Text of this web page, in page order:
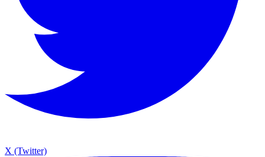
X (Twitter)